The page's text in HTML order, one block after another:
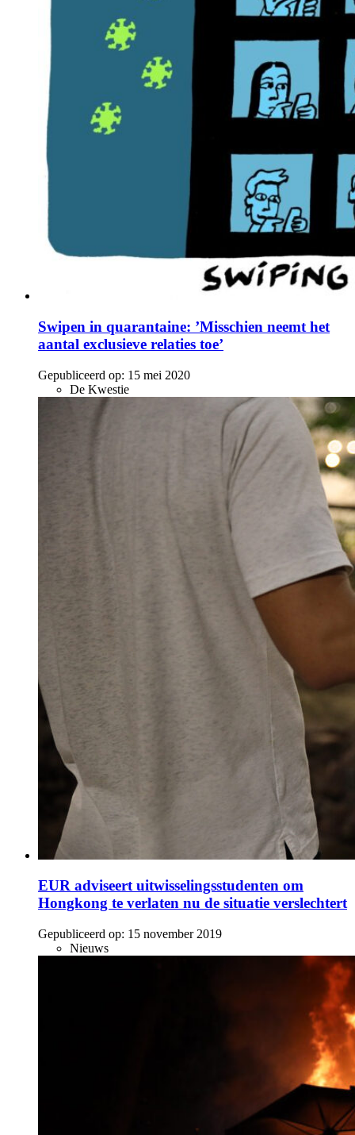
Swipen in quarantaine: ’Misschien neemt het
aantal exclusieve relaties toe’
Gepubliceerd op: 15 mei 2020
De Kwestie
EUR adviseert uitwisselingsstudenten om
Hongkong te verlaten nu de situatie verslechtert
Gepubliceerd op: 15 november 2019
Nieuws